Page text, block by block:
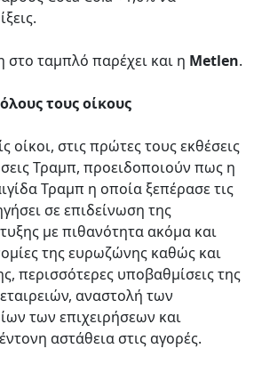
στο ταμπλό παρέχει και η Metlen.
τους οίκους
οίκοι, στις πρώτες τους εκθέσεις
Τραμπ, προειδοποιούν πως η
Τραμπ η οποία ξεπέρασε τις
σε επιδείνωση της
με πιθανότητα ακόμα και
της ευρωζώνης καθώς και
περισσότερες υποβαθμίσεις της
αναστολή των
των επιχειρήσεων και
αστάθεια στις αγορές.